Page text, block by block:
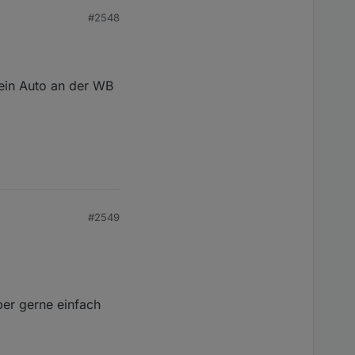
kann.
#2548
Auto an der WB
#2549
gerne einfach